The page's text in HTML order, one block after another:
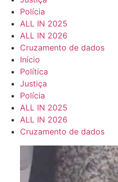
Polícia
ALL IN 2025
ALL IN 2026
Cruzamento de dados
Início
Política
Justiça
Polícia
ALL IN 2025
ALL IN 2026
Cruzamento de dados